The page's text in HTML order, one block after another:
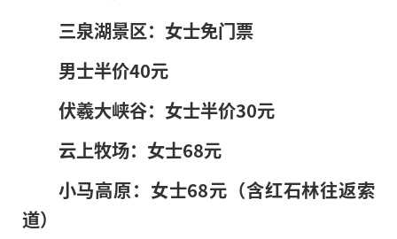
三泉湖景区：女士免门票
男士半价40元
伏羲大峡谷：女士半价30元
云上牧场：女士68元
小马高原：女士68元（含红石林往返索
道）